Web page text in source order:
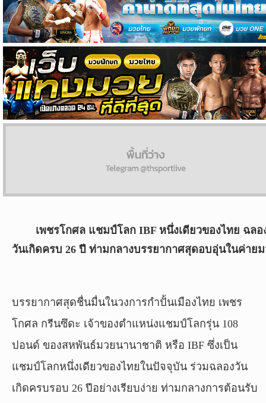
เพชรโกศล แชมป์โลก IBF หนึ่งเดียวของไทย ฉลอ
วันเกิดครบ 26 ปี ท่ามกลางบรรยากาศสุดอบอุ่นในค่าย
บรรยากาศสุดชื่นมื่นในวงการกำปั้นเมืองไทย เพชร
โกศล กรีนซึดะ เจ้าของตำแหน่งแชมป์โลกรุ่น 108
ปอนด์ ของสหพันธ์มวยนานาชาติ หรือ IBF ซึ่งเป็น
แชมป์โลกหนึ่งเดียวของไทยในปัจจุบัน ร่วมฉลองวัน
เกิดครบรอบ 26 ปีอย่างเรียบง่าย ท่ามกลางการต้อนรับ
แกล
ล
อรี่
สาว
งาม
ผล
บอล
24
2026
rights